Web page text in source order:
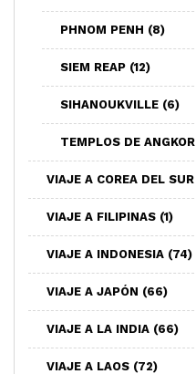
PHNOM PENH (8)
SIEM REAP (12)
SIHANOUKVILLE (6)
TEMPLOS DE ANGKOR
VIAJE A COREA DEL SUR
VIAJE A FILIPINAS (1)
VIAJE A INDONESIA (74)
VIAJE A JAPÓN (66)
VIAJE A LA INDIA (66)
VIAJE A LAOS (72)